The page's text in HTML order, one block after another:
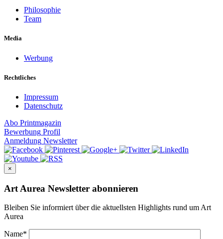
Philosophie
Team
Media
Werbung
Rechtliches
Impressum
Datenschutz
Abo Printmagazin
Bewerbung Profil
Anmeldung Newsletter
×
Art Aurea Newsletter abonnieren
Bleiben Sie informiert über die aktuellsten Highlights rund um Art
Aurea
Name*